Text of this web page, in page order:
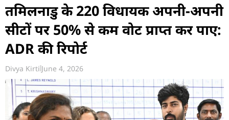
तमिलनाडु के 220 विधायक अपनी-अपनी
सीटों पर 50% से कम वोट प्राप्त कर पाए:
ADR की रिपोर्ट
Divya Kirti June 4, 2026